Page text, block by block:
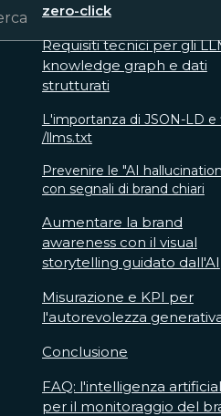
zero-click
Requisiti tecnici per gli
knowledge graph e dati
strutturati
L'importanza di JSON-LD e
/llms.txt
Prevenire le "AI
con segnali di brand chiari
Aumentare la brand
awareness con il visual
storytelling guidato dall'AI
Misurazione e KPI per
l'autorevolezza
Conclusione
FAQ: l'intelligenza
per il monitoraggio del